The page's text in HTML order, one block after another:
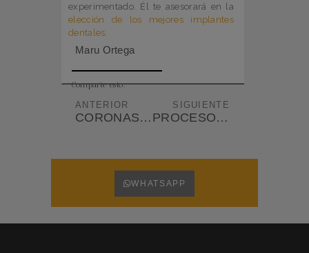
experimentado. Él te asesorará en la
elección de los mejores implantes
dentales.
Maru Ortega
Comparte esto:
ANTERIOR
CORONAS DE PORCELANA ¿QUÉ SON?
SIGUIENTE
PROCESO DE COLOCACIÓN DE UN IMPLANTE DENTAL ¿CUÁNTO DURA?
WHATSAPP